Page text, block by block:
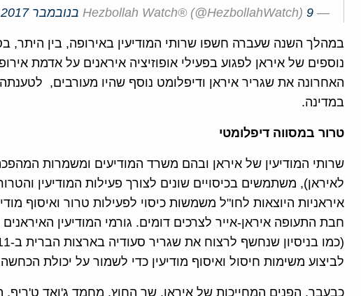
— Hezbollah Watch® (@HezbollahWatch) 9 בנובמבר 2017
במהלך השנה שעברה חשפו שרותי המודיעין באירופה, בין היתר,
נוספים של איראן לפגוע בפעילי אופוזיציה איראנים על אדמת
האחרונה את שגריר איראן ודיפלומט נוסף שהיו מעורבים, לטענתה,
במדינה.
טרור במסווה דיפלומטי
שרותי המודיעין של איראן ובהם משרד המודיעים ומשמרות
לאיראן), משתמשים בכיסויים שונים לצורך פעילות המודיעין
איראניות היוצאות לחו"ל משמשות כיסוי לפעילות טרור ואיסוף
חבת התעופה איראן-אייר לצרכים דומים. גורמי המודיעין
לביצוע משימות חיסול ואיסוף מודיעין כדי לשמור על יכולת
כבעבר, הפנים המחייכות של איראן, שר החוץ, מחמד ג'ואד